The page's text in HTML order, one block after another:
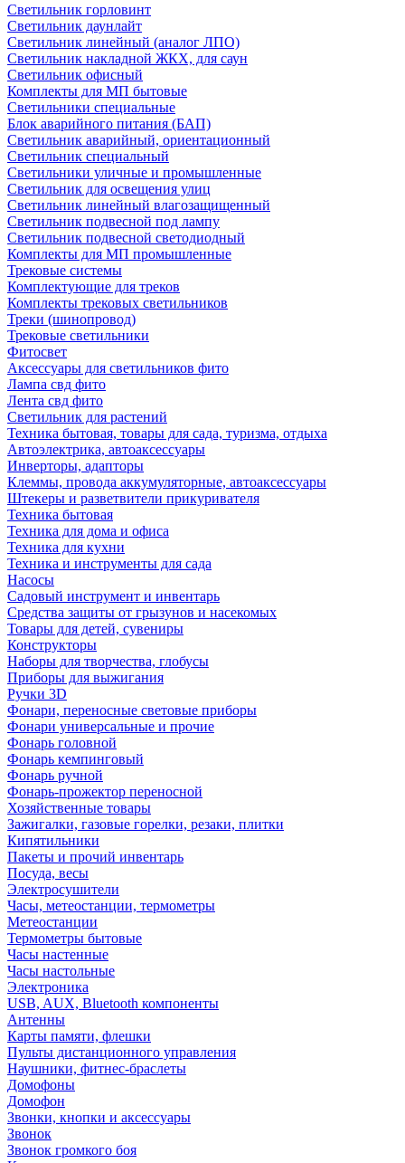
Светильник горловинт
Светильник даунлайт
Светильник линейный (аналог ЛПО)
Светильник накладной ЖКХ, для саун
Светильник офисный
Комплекты для МП бытовые
Светильники специальные
Блок аварийного питания (БАП)
Светильник аварийный, ориентационный
Светильник специальный
Светильники уличные и промышленные
Светильник для освещения улиц
Светильник линейный влагозащищенный
Светильник подвесной под лампу
Светильник подвесной светодиодный
Комплекты для МП промышленные
Трековые системы
Комплектующие для треков
Комплекты трековых светильников
Треки (шинопровод)
Трековые светильники
Фитосвет
Аксессуары для светильников фито
Лампа свд фито
Лента свд фито
Светильник для растений
Техника бытовая, товары для сада, туризма, отдыха
Автоэлектрика, автоаксессуары
Инверторы, адапторы
Клеммы, провода аккумуляторные, автоаксессуары
Штекеры и разветвители прикуривателя
Техника бытовая
Техника для дома и офиса
Техника для кухни
Техника и инструменты для сада
Насосы
Садовый инструмент и инвентарь
Средства защиты от грызунов и насекомых
Товары для детей, сувениры
Конструкторы
Наборы для творчества, глобусы
Приборы для выжигания
Ручки 3D
Фонари, переносные световые приборы
Фонари универсальные и прочие
Фонарь головной
Фонарь кемпинговый
Фонарь ручной
Фонарь-прожектор переносной
Хозяйственные товары
Зажигалки, газовые горелки, резаки, плитки
Кипятильники
Пакеты и прочий инвентарь
Посуда, весы
Электросушители
Часы, метеостанции, термометры
Метеостанции
Термометры бытовые
Часы настенные
Часы настольные
Электроника
USB, AUX, Bluetooth компоненты
Антенны
Карты памяти, флешки
Пульты дистанционного управления
Наушники, фитнес-браслеты
Домофоны
Домофон
Звонки, кнопки и аксессуары
Звонок
Звонок громкого боя